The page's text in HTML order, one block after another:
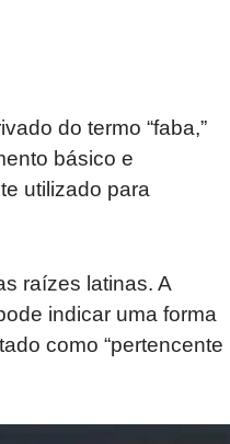
do termo “faba,”
básico e
utilizado para
raízes latinas. A
indicar uma forma
como “pertencente